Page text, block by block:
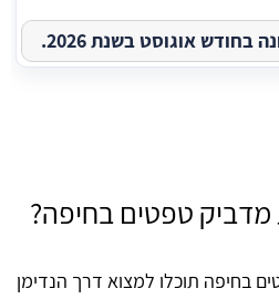
אוגוסט בשנת 2026.
מדביק טפטים בחיפה?
בחיפה תוכלו למצוא דרך הנדימן